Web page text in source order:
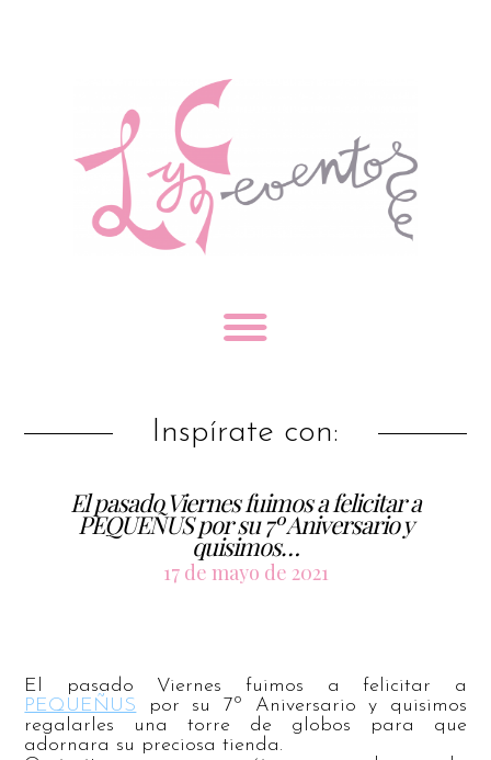
Inspírate con:
El pasado Viernes fuimos a felicitar a
PEQUEÑUS por su 7º Aniversario y
quisimos…
17 de mayo de 2021
El pasado Viernes fuimos a felicitar a
PEQUEÑUS por su 7º Aniversario y quisimos
regalarles una torre de globos para que
adornara su preciosa tienda.